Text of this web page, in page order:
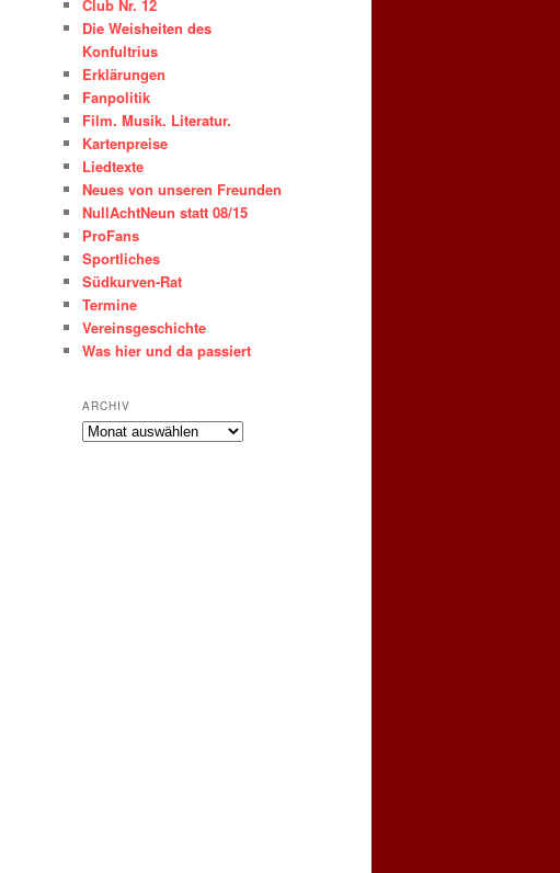
Club Nr. 12
Die Weisheiten des
Konfultrius
Erklärungen
Fanpolitik
Film. Musik. Literatur.
Kartenpreise
Liedtexte
Neues von unseren Freunden
NullAchtNeun statt 08/15
ProFans
Sportliches
Südkurven-Rat
Termine
Vereinsgeschichte
Was hier und da passiert
ARCHIV
ARCHIV